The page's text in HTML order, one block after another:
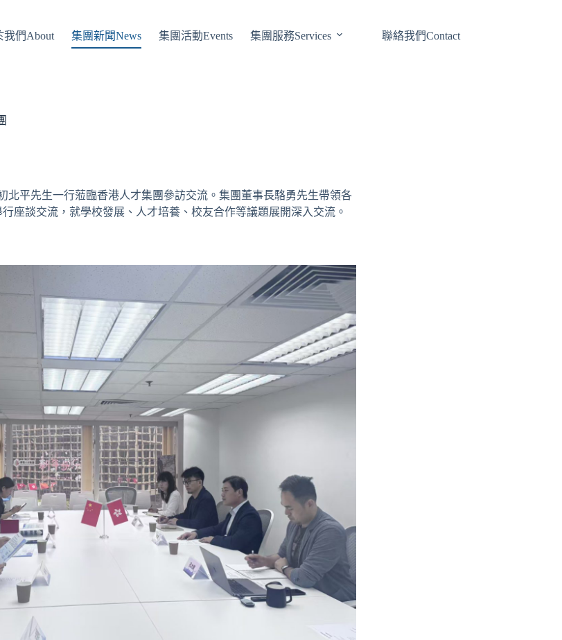
我們About 集團新聞News 集團活動Events 集團服務Services 聯絡我們Contact
北平先生一行蒞臨香港人才集團參訪交流。集團董事長駱勇先生帶領各
座談交流，就學校發展、人才培養、校友合作等議題展開深入交流。